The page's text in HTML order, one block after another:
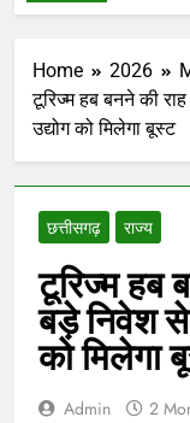
Home 2026
टूरिज्म हब बनने की
उद्योग को मिलेगा बूस्ट
छत्तीसगढ़ राज्य
टूरिज्म हब
बड़े निवेश से
को मिलेगा
Admin 2